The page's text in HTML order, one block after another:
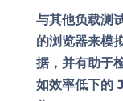
与其他负载测
的浏览器来模
据，并有助于
如效率低下的